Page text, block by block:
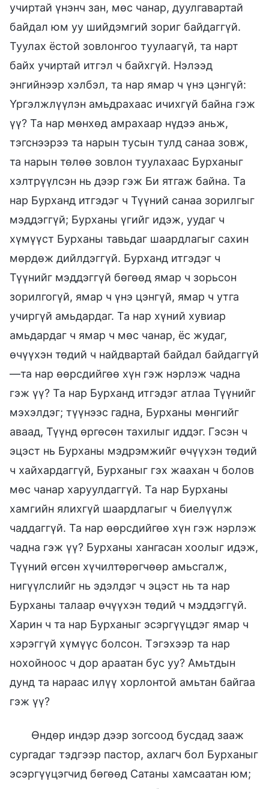
учиртай үнэнч зан, мөс чанар, дуулгавартай
байдал юм уу шийдэмгий зориг байдаггүй.
Туулах ёстой зовлонгоо туулаагүй, та нарт
байх учиртай итгэл ч байхгүй. Нэлээд
энгийнээр хэлбэл, та нар ямар ч үнэ цэнгүй:
Үргэлжлүүлэн амьдрахаас ичихгүй байна гэж
үү? Та нар мөнхөд амрахаар нүдээ аньж,
тэгснээрээ та нарын тусын тулд санаа зовж,
та нарын төлөө зовлон туулахаас Бурханыг
хэлтрүүлсэн нь дээр гэж Би ятгаж байна. Та
нар Бурханд итгэдэг ч Түүний санаа зорилгыг
мэддэггүй; Бурханы үгийг идэж, уудаг ч
хүмүүст Бурханы тавьдаг шаардлагыг сахин
мөрдөж дийлдэггүй. Бурханд итгэдэг ч
Түүнийг мэддэггүй бөгөөд ямар ч зорьсон
зорилгогүй, ямар ч үнэ цэнгүй, ямар ч утга
учиргүй амьдардаг. Та нар хүний хувиар
амьдардаг ч ямар ч мөс чанар, ёс жудаг,
өчүүхэн төдий ч найдвартай байдал байдаггүй
—та нар өөрсдийгөө хүн гэж нэрлэж чадна
гэж үү? Та нар Бурханд итгэдэг атлаа Түүнийг
мэхэлдэг; түүнээс гадна, Бурханы мөнгийг
аваад, Түүнд өргөсөн тахилыг иддэг. Гэсэн ч
эцэст нь Бурханы мэдрэмжийг өчүүхэн төдий
ч хайхардаггүй, Бурханыг гэх жаахан ч болов
мөс чанар харуулдаггүй. Та нар Бурханы
хамгийн ялихгүй шаардлагыг ч биелүүлж
чаддаггүй. Та нар өөрсдийгөө хүн гэж нэрлэж
чадна гэж үү? Бурханы хангасан хоолыг идэж,
Түүний өгсөн хүчилтөрөгчөөр амьсгалж,
нигүүлслийг нь эдэлдэг ч эцэст нь та нар
Бурханы талаар өчүүхэн төдий ч мэддэггүй.
Харин ч та нар Бурханыг эсэргүүцдэг ямар ч
хэрэггүй хүмүүс болсон. Тэгэхээр та нар
нохойноос ч дор араатан бус уу? Амьтдын
дунд та нараас илүү хорлонтой амьтан байгаа
гэж үү?
Өндөр индэр дээр зогсоод бусдад зааж
сургадаг тэдгээр пастор, ахлагч бол Бурханыг
эсэргүүцэгчид бөгөөд Сатаны хамсаатан юм;